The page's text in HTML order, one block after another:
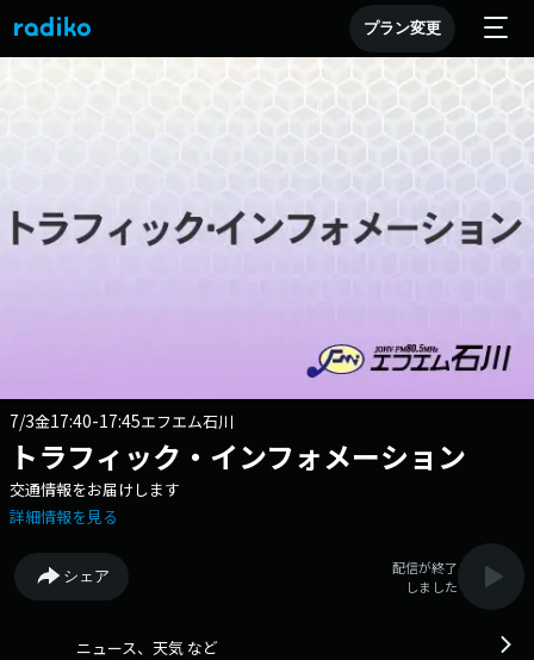
プラン変更
7/3金17:40-17:45エフエム石川
トラフィック・インフォメーション
交通情報をお届けします
詳細情報を見る
シェア
配信が終了
しました
ニュース、天気 など